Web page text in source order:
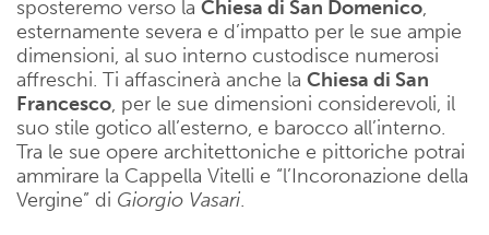
sposteremo verso la Chiesa di San Domenico,
esternamente severa e d’impatto per le sue ampie
dimensioni, al suo interno custodisce numerosi
affreschi. Ti affascinerà anche la Chiesa di San
Francesco, per le sue dimensioni considerevoli, il
suo stile gotico all’esterno, e barocco all’interno.
Tra le sue opere architettoniche e pittoriche potrai
ammirare la Cappella Vitelli e “l’Incoronazione della
Vergine” di Giorgio Vasari.